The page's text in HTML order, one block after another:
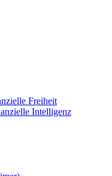
Freiheit
Intelligenz